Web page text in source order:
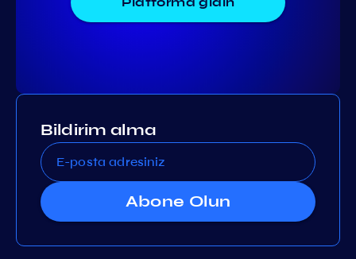
Bildirim alma
Abone Olun